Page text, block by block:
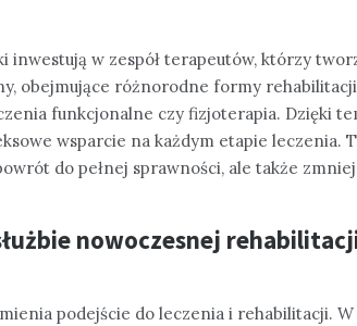
inwestują w zespół terapeutów, którzy
obejmujące różnorodne formy
funkcjonalne czy fizjoterapia. Dzięki
wsparcie na każdym etapie leczenia.
do pełnej sprawności, ale także
nowoczesnej
podejście do leczenia i rehabilitacji.